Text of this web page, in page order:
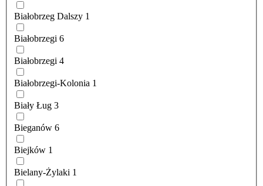
Białobrzeg Dalszy 1
Białobrzegi 6
Białobrzegi 4
Białobrzegi-Kolonia 1
Biały Ług 3
Bieganów 6
Biejków 1
Bielany-Żylaki 1